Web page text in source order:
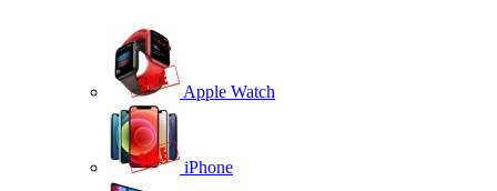
Apple Watch
iPhone